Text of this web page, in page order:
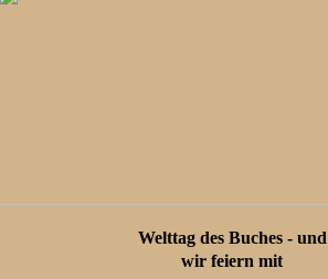
Welttag des Buches - und
wir feiern mit